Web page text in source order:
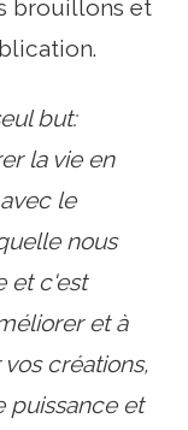
brouillons et
but:
la vie en
le
nous
et c'est
et à
créations,
puissance et